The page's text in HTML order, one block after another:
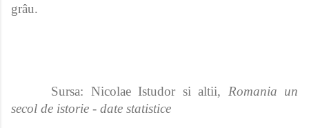
grâu.
Sursa: Nicolae Istudor si altii, Romania un
secol de istorie - date statistice